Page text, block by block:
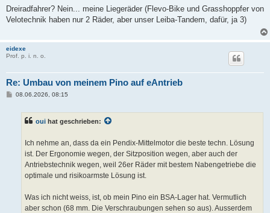
i
r
Dreiradfahrer? Nein... meine Liegeräder (Flevo-Bike und Grasshoppfer von
Velotechnik haben nur 2 Räder, aber unser Leiba-Tandem, dafür, ja 3)
eidexe
Prof. p. i. n. o.
Re: Umbau von meinem Pino auf eAntrieb
B08.06.2026, 08:15
oui hat geschrieben:
Ich nehme an, dass da ein Pendix-Mittelmotor die beste techn. Lösung
ist. Der Ergonomie wegen, der Sitzposition wegen, aber auch der
Antriebstechnik wegen, weil 26er Räder mit bestem Nabengetriebe die
optimale und risikoarmste Lösung ist.
Was ich nicht weiss, ist, ob mein Pino ein BSA-Lager hat. Vermutlich
aber schon (68 mm. Die Verschraubungen sehen so aus). Ausserdem